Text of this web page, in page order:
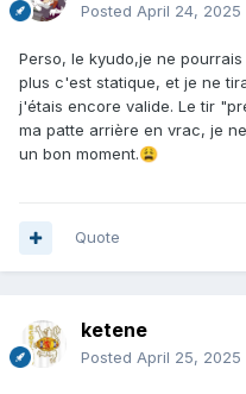
Posted April 24, 2025
Perso, le kyudo,je ne
plus c'est statique, et je ne
j'étais encore valide. Le tir
ma patte arrière en vrac, je
un bon moment.😩
Quote
ketene
Posted April 25, 2025